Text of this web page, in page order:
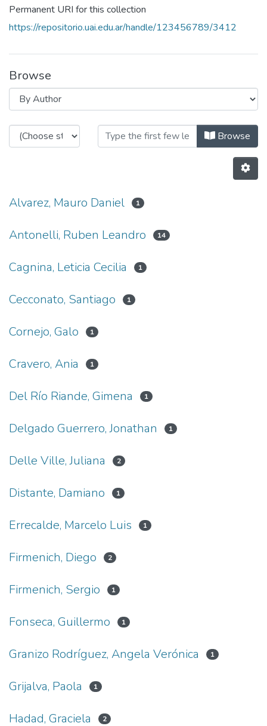
Permanent URI for this collection
https://repositorio.uai.edu.ar/handle/123456789/3412
Browse
Browsing Desarrollo y evaluación
Browse
Alvarez, Mauro Daniel 1
Antonelli, Ruben Leandro 14
Cagnina, Leticia Cecilia 1
Cecconato, Santiago 1
Cornejo, Galo 1
Cravero, Ania 1
Del Río Riande, Gimena 1
Delgado Guerrero, Jonathan 1
Delle Ville, Juliana 2
Distante, Damiano 1
Errecalde, Marcelo Luis 1
Firmenich, Diego 2
Firmenich, Sergio 1
Fonseca, Guillermo 1
Granizo Rodríguez, Angela Verónica 1
Grijalva, Paola 1
Hadad, Graciela 2